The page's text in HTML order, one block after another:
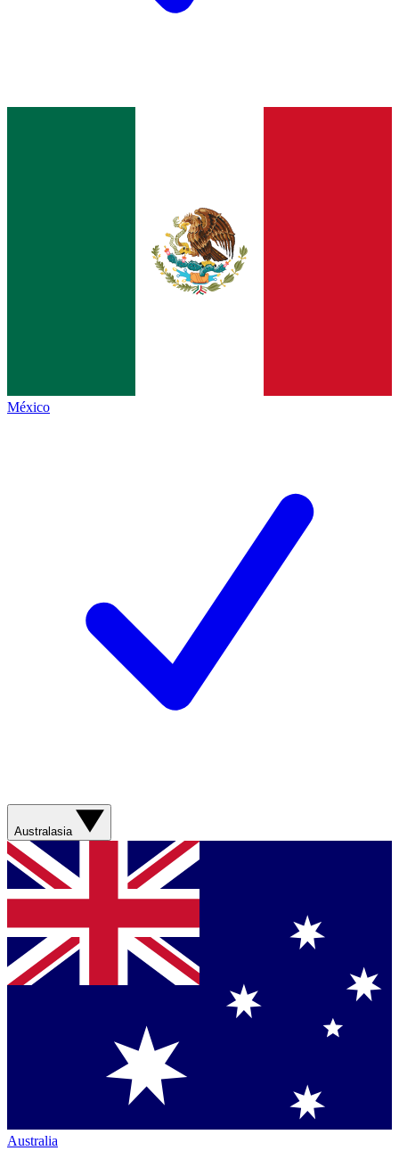
México
Australasia
Australia